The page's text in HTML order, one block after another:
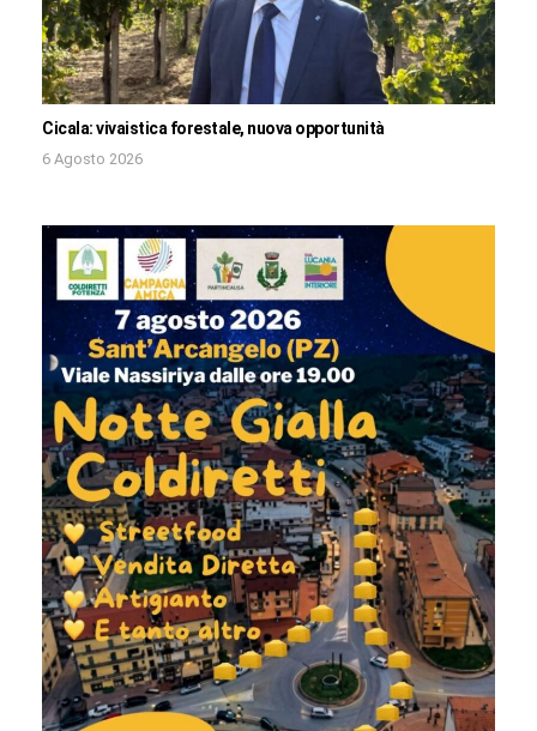
Cicala: vivaistica forestale, nuova opportunità
6 Agosto 2026